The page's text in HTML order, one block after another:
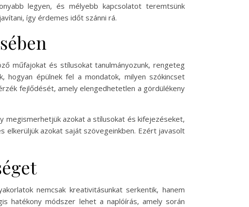
legyen, és mélyebb kapcsolatot teremtsünk
így érdemes időt szánni rá.
műfajokat és stílusokat tanulmányozunk, rengeteg
épülnek fel a mondatok, milyen szókincset
fejlődését, amely elengedhetetlen a gördülékeny
megismerhetjük azokat a stílusokat és kifejezéseket,
elkerüljük azokat saját szövegeinkben. Ezért javasolt
nemcsak kreativitásunkat serkentik, hanem
hatékony módszer lehet a naplóírás, amely során